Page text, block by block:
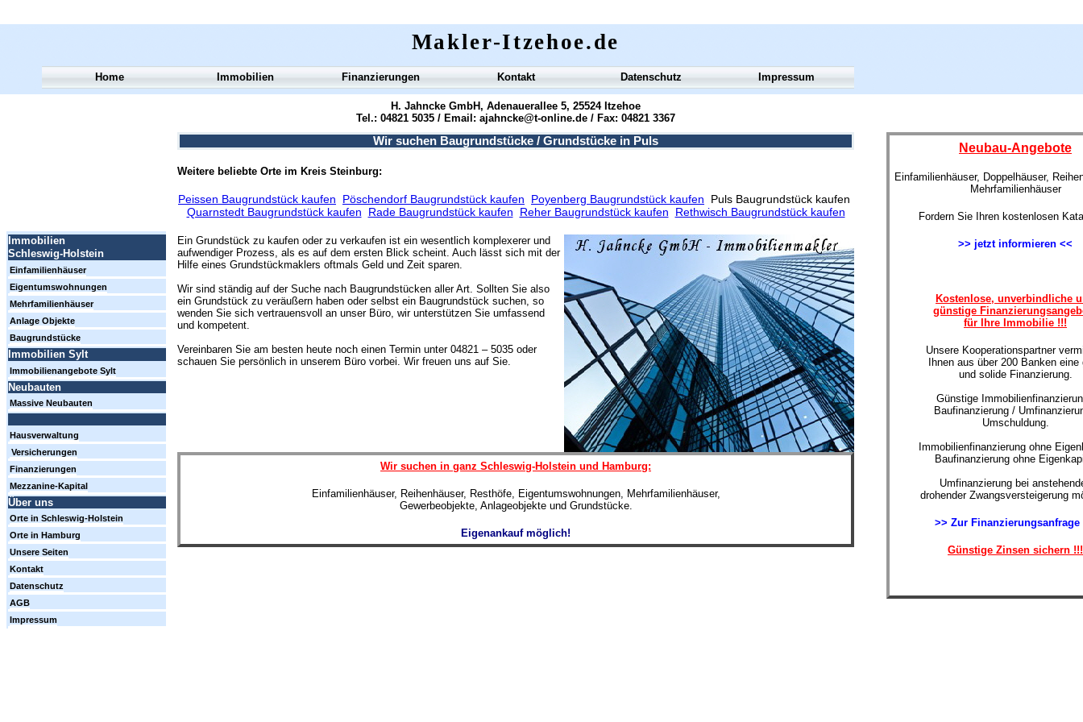
Wir suchen Baugrundstücke / Grundstücke in Puls
Weitere beliebte Orte im Kreis Steinburg:
Peissen Baugrundstück kaufen Pöschendorf Baugrundstück kaufen Poyenberg Baugrundstück kaufen Puls Baugrundstück kaufen
Quarnstedt Baugrundstück kaufen
Rade Baugrundstück kaufen Reher Baugrundstück kaufen Rethwisch Baugrundstück kaufen
Makler-Itzehoe.de
H. Jahncke GmbH, Adenauerallee 5, 25524 Itzehoe
Tel.: 04821 5035 / Email: ajahncke@t-online.de / Fax: 04821 3367
Ein Grundstück zu kaufen oder zu verkaufen ist ein wesentlich komplexerer und
aufwendiger Prozess, als es auf dem ersten Blick scheint. Auch lässt sich mit der
Hilfe eines Grundstückmaklers oftmals Geld und Zeit sparen.
Wir sind ständig auf der Suche nach Baugrundstücken aller Art. Sollten Sie also
ein Grundstück zu veräußern haben oder selbst ein Baugrundstück suchen, so
wenden Sie sich vertrauensvoll an unser Büro, wir unterstützen Sie umfassend
und kompetent.
Vereinbaren Sie am besten heute noch einen Termin unter 04821 – 5035 oder
schauen Sie persönlich in unserem Büro vorbei. Wir freuen uns auf Sie.
Wir suchen in ganz Schleswig-Holstein und Hamburg:
Einfamilienhäuser, Reihenhäuser, Resthöfe, Eigentumswohnungen, Mehrfamilienhäuser,
Gewerbeobjekte, Anlageobjekte und Grundstücke.
Eigenankauf möglich!
Home Immobilien Finanzierungen Kontakt Datenschutz Impressum
Immobilien
Schleswig-Holstein
Einfamilienhäuser
Eigentumswohnungen
Mehrfamilienhäuser
Anlage Objekte
Baugrundstücke
Immobilien Sylt
Immobilienangebote Sylt
Neubauten
Massive Neubauten
Hausverwaltung
Versicherungen
Finanzierungen
Mezzanine-Kapital
Über uns
Orte in Schleswig-Holstein
Orte in Hamburg
Unsere Seiten
Kontakt
Datenschutz
AGB
Impressum
Neubau-Angebote
Einfamilienhäuser, Doppelhäuser,
Mehrfamilienhäuser
Fordern Sie Ihren kostenlosen
>> jetzt informieren <<
Kostenlose, unverbindliche
günstige
für Ihre Immobilie !!!
Unsere Kooperationspartner
Ihnen aus über 200 Banken eine
und solide Finanzierung.
Günstige
Baufinanzierung /
Umschuldung.
Immobilienfinanzierung ohne
Baufinanzierung ohne
Umfinanzierung bei
drohender Zwangsversteigerung
>> Zur Finanzierungsanfrage
Günstige Zinsen sichern !!!